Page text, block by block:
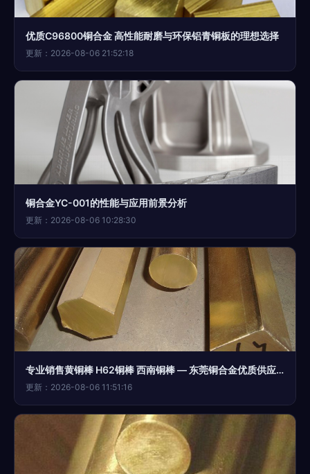
优质C96800铜合金 高性能耐磨与环保铝青铜板的理想选择
更新：2026-08-06 21:52:18
铜合金YC-001的性能与应用前景分析
更新：2026-08-06 10:28:30
专业销售黄铜棒 H62铜棒 西南铜棒 — 东莞铜合金优质供应商
更新：2026-08-06 11:51:16